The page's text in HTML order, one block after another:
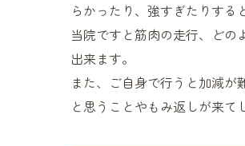
らかったり、強すぎたりする
当院ですと筋肉の走行、ど
出来ます。
また、ご自身で行うと加減
と思うことやもみ返しが来て